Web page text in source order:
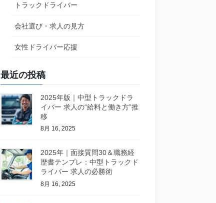
トラックドライバー
会社選び・求人の見方
女性ドライバー応援
最近の投稿
2025年版｜中型トラックドラ
イバー 求人の“給料と働き方”推
移
8月 16, 2025
2025年｜面接質問30＆職務経
歴書テンプレ：中型トラックド
ライバー 求人の必勝術
8月 16, 2025